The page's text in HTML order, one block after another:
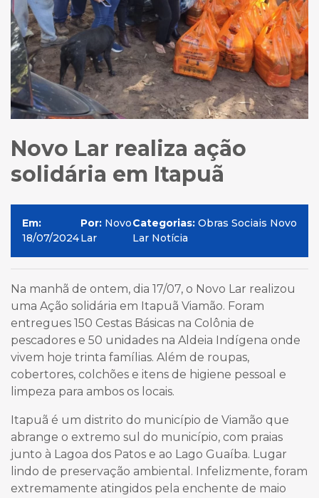
Novo Lar realiza ação
solidária em Itapuã
Em:
18/07/2024
Por: Novo
Lar
Categorias: Obras Sociais Novo
Lar Notícia
Na manhã de ontem, dia 17/07, o Novo Lar realizou
uma Ação solidária em Itapuã Viamão. Foram
entregues 150 Cestas Básicas na Colônia de
pescadores e 50 unidades na Aldeia Indígena onde
vivem hoje trinta famílias. Além de roupas,
cobertores, colchões e itens de higiene pessoal e
limpeza para ambos os locais.
Itapuã é um distrito do município de Viamão que
abrange o extremo sul do município, com praias
junto à Lagoa dos Patos e ao Lago Guaíba. Lugar
lindo de preservação ambiental. Infelizmente, foram
extremamente atingidos pela enchente de maio